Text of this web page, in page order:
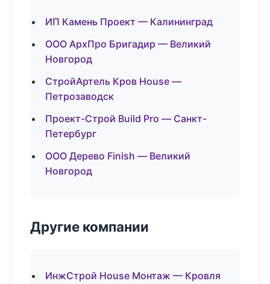
ИП Камень Проект — Калининград
ООО АрхПро Бригадир — Великий
Новгород
СтройАртель Кров House —
Петрозаводск
Проект-Строй Build Pro — Санкт-
Петербург
ООО Дерево Finish — Великий
Новгород
Другие компании
ИнжСтрой House Монтаж — Кровля